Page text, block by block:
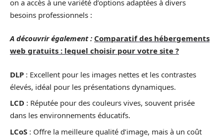
on a accès à une variété d’options adaptées à divers
besoins professionnels :
A découvrir également : Comparatif des hébergements
web gratuits : lequel choisir pour votre site ?
DLP : Excellent pour les images nettes et les contrastes
élevés, idéal pour les présentations dynamiques.
LCD : Réputée pour des couleurs vives, souvent prisée
dans les environnements éducatifs.
LCoS : Offre la meilleure qualité d’image, mais à un coût